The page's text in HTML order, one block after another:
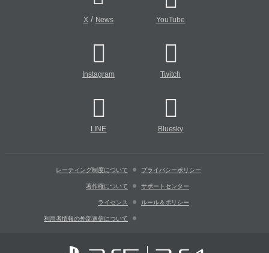
X/ News YouTube
Instagram Twitch
LINE Bluesky
レーティング制度について プライバシーポリシー
著作権について サポートセンター
ライセンス ルール＆ポリシー
利用者情報の外部送信について